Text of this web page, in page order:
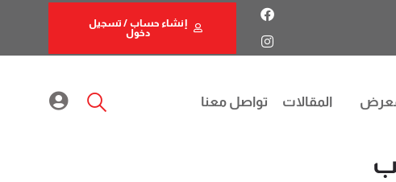
إنشاء حساب / تسجيل
دخول
المقالات تواصل معنا